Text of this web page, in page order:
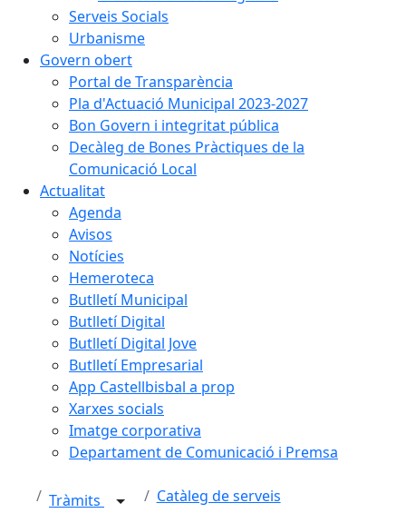
Serveis Socials
Urbanisme
Govern obert
Portal de Transparència
Pla d'Actuació Municipal 2023-2027
Bon Govern i integritat pública
Decàleg de Bones Pràctiques de la
Comunicació Local
Actualitat
Agenda
Avisos
Notícies
Hemeroteca
Butlletí Municipal
Butlletí Digital
Butlletí Digital Jove
Butlletí Empresarial
App Castellbisbal a prop
Xarxes socials
Imatge corporativa
Departament de Comunicació i Premsa
Tràmits Catàleg de serveis